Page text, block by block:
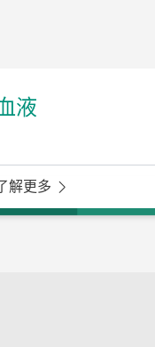
液
解更多